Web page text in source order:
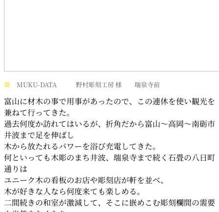
■ MUKU-DATA 野村彫刻工房 様 瑞泉寺前
富山に材木の事で用事があったので、この連休を使い観光を
兼ねて行ってきた。
過去何度か訪れてはいるが、折角だから富山～高岡～南砺市
井波まで足を伸ばし
木から放たれるパワーを浴び充電してきた。
何といっても木彫のまち井波、瑞泉寺まで続く石畳の八日町
通りは
ユニーク木の看板のお店や彫刻店が軒を並べ、
木が好きな人なら何度来ても楽しめる。
二間続きの和室が激減して、そこに嵌めこむ彫刻欄間の需要